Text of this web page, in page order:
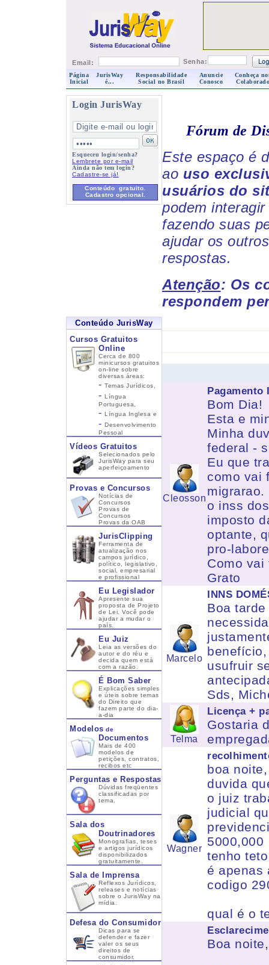
Email: Senha:
Página
Inicial
JurisWay
é...
Responsabilidade
Social no Brasil
Anuncie
Conosco
Conheça
Login JurisWay
Esqueceu login/senha?
Lembrete por e-mail
Ainda não tem login?
Cadastre-se já!
Conteúdo gratuito.
Cadastro opcional.
Conteúdo JurisWay
Cursos Gratuitos
Online
Cerca de 800
minicursos gratuitos
on-line sobre
diversas áreas:
- Temas Jurídicos,
- Língua
Portuguesa,
- Língua Inglesa e
- Desenvolvimento
Pessoal
Vídeos Gratuitos
Selecionados pelo
JurisWay para seu
aperfeiçoamento
Provas e Concursos
Notícias de
Concursos
Provas de
Concursos
Provas da OAB
JurisClipping
Ferramenta de
atualização nos
campos jurídico,
político, legislativo,
social, empresarial
e profissional
Eu Legislador
Apresente sua
proposta de Projeto
de Lei. Você pode
ajudar a mudar o
país.
Eu Juiz
Leia as versões do
autor e do réu e
decida quem está
com a razão.
É Bom Saber
Explicações simples
e úteis sobre temas
do Direito que
fazem parte do dia-
a-dia
Modelos de
Documentos
Mais de 400
modelos de
petições, contratos,
recibos etc
Perguntas e Respostas
Dúvidas freqüentes
classificadas por
tema.
Sala dos
Doutrinadores
Monografias, teses
e artigos jurídicos
disponibilizados
gratuitamente.
Sala de Imprensa
Reflexos Jurídicos,
releases e notícias
sobre o JurisWay na
mídia.
Defesa do Consumidor
Dicas para se
defender e fazer
valer os seus
direitos de
consumidor.
Fórum de
Este espaço é
ao uso
usuários do
podem
fazendo suas
ajudar os
respostas.
Atenção: Os
respondem
Cleosson
Pagamento
Bom Dia!
Esta e
Minha
federal -
Eu que
como vai
migrarao.
o inss
imposto
optante,
pro-
Como vai
Grato
Marcelo
INNS
Boa
usufruir
Sds,
Telma
Licença +
Gostaria
Wagner
boa
duvida
o juiz
judicial
5000,000
tenho
é apenas
codigo
qual é o
Boa